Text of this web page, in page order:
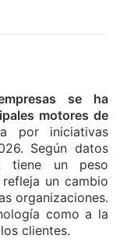
se ha
motores de
por iniciativas
Según datos
tiene un peso
un cambio
organizaciones.
como a la
clientes.